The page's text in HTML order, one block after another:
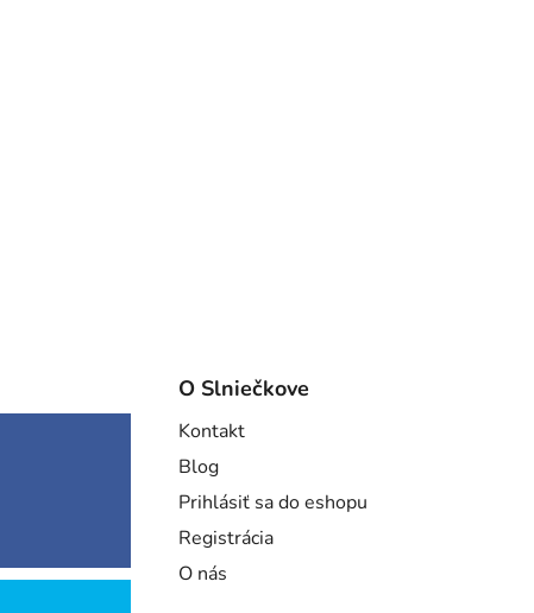
O Slniečkove
Kontakt
Blog
Prihlásiť sa do eshopu
Registrácia
O nás